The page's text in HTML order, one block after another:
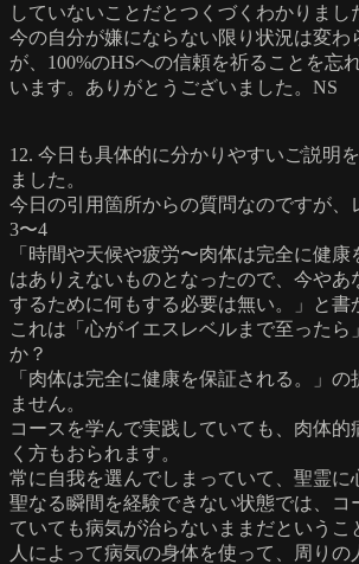
していないことだとつくづくわかりまし
今の自分が嫌にならない限り状況は変わ
が、100%のHSへの信頼を祈ることを忘
います。ありがとうございました。NS
12. 今日も具体的に分かりやすいご説明
ました。
今日の引用箇所からの質問なのですが、
3〜4
「時間や天候や疲労〜肉体は完全に健
はありえないものとなったので、今やあ
するために何もする必要は無い。」と書
これは「心がイエスレベルまで至ったら
か？
「肉体は完全に健康を保証される。」の
ません。
コースを学んで実践していても、肉体的
く方もおられます。
常に自我を選んでしまっていて、聖霊に
聖なる瞬間を経験できない状態では、コ
ていても病気が治らないままだというこ
人によって病気の身体を使って、周りの